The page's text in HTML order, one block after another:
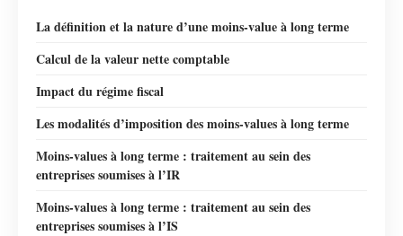
La définition et la nature d’une moins-value à long terme
Calcul de la valeur nette comptable
Impact du régime fiscal
Les modalités d’imposition des moins-values à long terme
Moins-values à long terme : traitement au sein des
entreprises soumises à l’IR
Moins-values à long terme : traitement au sein des
entreprises soumises à l’IS